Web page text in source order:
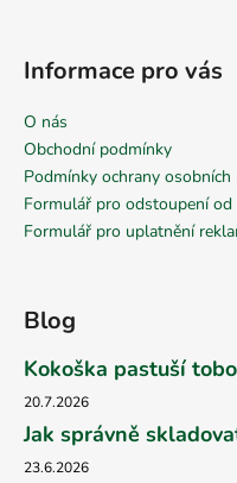
Informace pro vás
O nás
Obchodní podmínky
Podmínky ochrany osobních
Formulář pro odstoupení
Formulář pro uplatnění
Blog
Kokoška pastuší
20.7.2026
Jak správně
23.6.2026